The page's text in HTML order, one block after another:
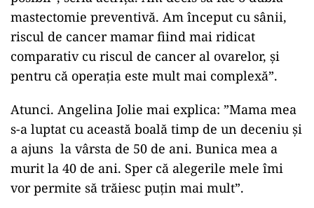
mastectomie preventivă. Am început cu sânii,
riscul de cancer mamar fiind mai ridicat
comparativ cu riscul de cancer al ovarelor, și
pentru că operația este mult mai complexă”.
Atunci. Angelina Jolie mai explica: ”Mama mea
s-a luptat cu această boală timp de un deceniu și
a ajuns la vârsta de 50 de ani. Bunica mea a
murit la 40 de ani. Sper că alegerile mele îmi
vor permite să trăiesc puțin mai mult”.